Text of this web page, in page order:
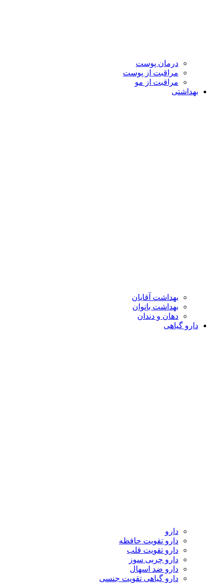
درمان پوست
مراقبت از پوست
مراقبت از مو
بهداشتی
بهداشت آقایان
بهداشت بانوان
دهان و دندان
دارو گیاهی
دارو
دارو تقویت حافظه
دارو تقویت قلب
دارو چربی سوز
دارو ضد اسهال
دارو گیاهی تقویت جنسی